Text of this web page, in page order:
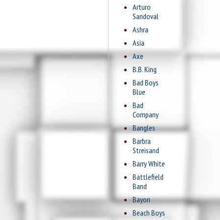
Arturo
Sandoval
Ashra
Asia
Axe
B.B. King
Bad Boys
Blue
Bad
Company
Bangles
Barbra
Streisand
Barry White
Battlefield
Band
Bayon
Beach Boys